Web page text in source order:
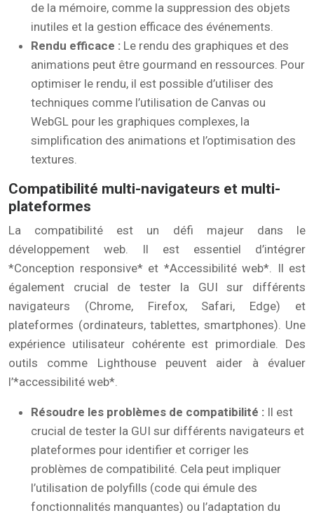
de la mémoire, comme la suppression des objets
inutiles et la gestion efficace des événements.
Rendu efficace : Le rendu des graphiques et des
animations peut être gourmand en ressources. Pour
optimiser le rendu, il est possible d’utiliser des
techniques comme l’utilisation de Canvas ou
WebGL pour les graphiques complexes, la
simplification des animations et l’optimisation des
textures.
Compatibilité multi-navigateurs et multi-
plateformes
La compatibilité est un défi majeur dans le
développement web. Il est essentiel d’intégrer
*Conception responsive* et *Accessibilité web*. Il est
également crucial de tester la GUI sur différents
navigateurs (Chrome, Firefox, Safari, Edge) et
plateformes (ordinateurs, tablettes, smartphones). Une
expérience utilisateur cohérente est primordiale. Des
outils comme Lighthouse peuvent aider à évaluer
l’*accessibilité web*.
Résoudre les problèmes de compatibilité : Il est
crucial de tester la GUI sur différents navigateurs et
plateformes pour identifier et corriger les
problèmes de compatibilité. Cela peut impliquer
l’utilisation de polyfills (code qui émule des
fonctionnalités manquantes) ou l’adaptation du